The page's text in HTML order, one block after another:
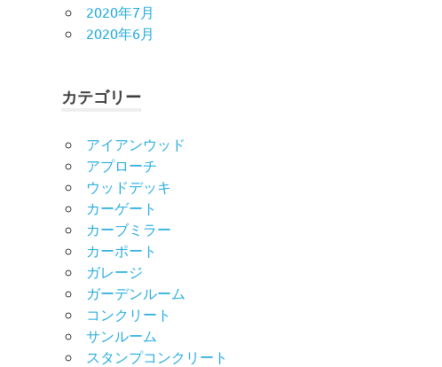
2020年7月
2020年6月
カテゴリー
アイアンウッド
アプローチ
ウッドデッキ
カーゲート
カーブミラー
カーポート
ガレージ
ガーデンルーム
コンクリート
サンルーム
スタンプコンクリート